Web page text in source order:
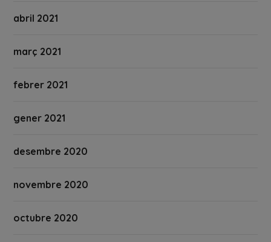
abril 2021
març 2021
febrer 2021
gener 2021
desembre 2020
novembre 2020
octubre 2020